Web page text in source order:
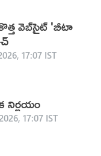
వెబ్‌సైట్ 'బీటా
17:07 IST
నిర్ణయం
17:07 IST